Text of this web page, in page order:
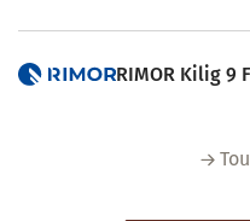
RIMOR Kilig 9